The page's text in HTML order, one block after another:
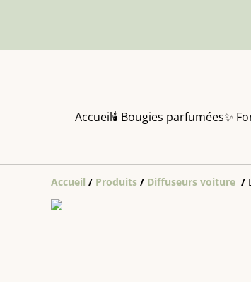
Accueil🕯️ Bougies parfumées✨
Accueil / Produits / Diffuseurs voiture /